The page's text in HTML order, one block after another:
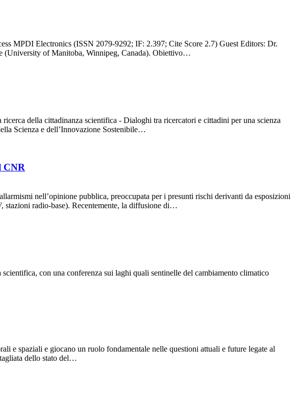
MPDI Electronics (ISSN 2079-9292; IF: 2.397; Cite Score 2.7) Guest Editors: Dr.
(University of Manitoba, Winnipeg, Canada). Obiettivo…
della cittadinanza scientifica - Dialoghi tra ricercatori e cittadini per una scienza
Scienza e dell’Innovazione Sostenibile…
CNR
nell’opinione pubblica, preoccupata per i presunti rischi derivanti da esposizioni
stazioni radio-base). Recentemente, la diffusione di…
con una conferenza sui laghi quali sentinelle del cambiamento climatico
e spaziali e giocano un ruolo fondamentale nelle questioni attuali e future legate al
dello stato del…